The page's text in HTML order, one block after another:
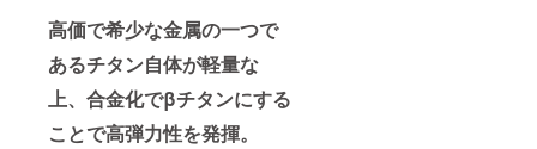
高価で希少な金属の一つで
あるチタン自体が軽量な
上、合金化でβチタンにする
ことで高弾力性を発揮。